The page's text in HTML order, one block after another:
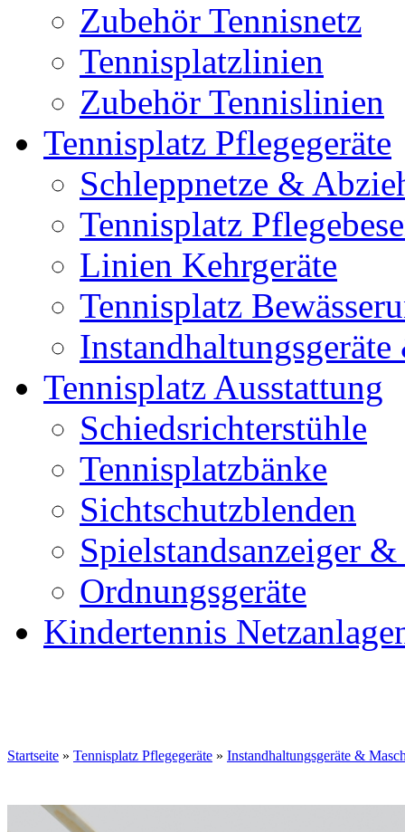
Zubehör Tennisnetz
Tennisplatzlinien
Zubehör Tennislinien
Tennisplatz Pflegegeräte
Schleppnetze &
Tennisplatz
Linien Kehrgeräte
Tennisplatz
Tennisplatz Ausstattung
Schiedsrichterstühle
Tennisplatzbänke
Sichtschutzblenden
Spielstandsanzeiger
Ordnungsgeräte
Kindertennis
Startseite » Tennisplatz Pflegegeräte » Instandhaltungsgeräte &